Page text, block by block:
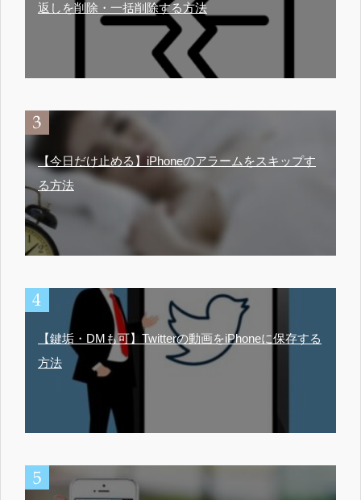
返しを削除・一括削除する方法
【今日だけ止める】iPhoneのアラームをスキップす
る方法
【鍵垢・DMも可】Twitterの動画をiPhoneに保存する
方法